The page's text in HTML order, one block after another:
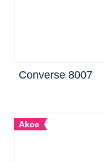
Converse 8007
Akce